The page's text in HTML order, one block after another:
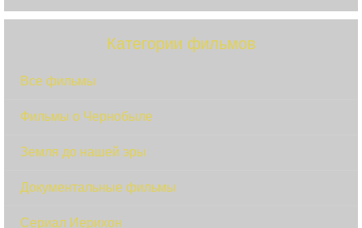
Категории фильмов
Все фильмы
Фильмы о Чернобыле
Земля до нашей эры
Документальные фильмы
Сериал Иерихон